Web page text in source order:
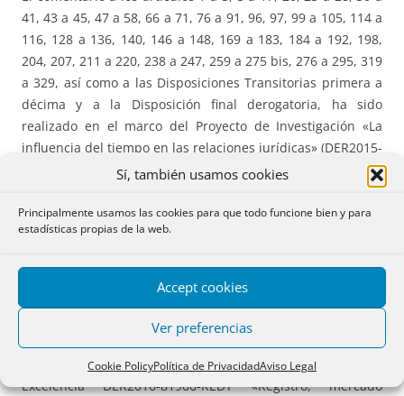
Sí, también usamos cookies
Principalmente usamos las cookies para que todo funcione bien y para
estadísticas propias de la web.
Accept cookies
Ver preferencias
Cookie PolicyPolítica de PrivacidadAviso Legal
41, 43 a 45, 47 a 58, 66 a 71, 76 a 91, 96, 97, 99 a 105, 114 a
116, 128 a 136, 140, 146 a 148, 169 a 183, 184 a 192, 198,
204, 207, 211 a 220, 238 a 247, 259 a 275 bis, 276 a 295, 319
a 329, así como a las Disposiciones Transitorias primera a
décima y a la Disposición final derogatoria, ha sido
realizado en el marco del Proyecto de Investigación «La
influencia del tiempo en las relaciones jurídicas» (DER2015-
69718-R), financiado por el Ministerio de Economía y
Competitividad, cuyos investigadores principales son los
Profesores. Dres. D. Andrés Domínguez Luelmo y D. Jacobo
Mateo Sanz.
El comentario a los artículos 5 a 17, 20, 23 a 28, 30 a 41, 43
a 45, 47 a 58, 66 a 71, 76 a 91, 96, 97, 99 a 105, 114 a 116,
128 a 136, 140, 146 a 148, 169 a 183, 184 a 192, 198, 204,
207, 211 a 220, 238 a 247, 259 a 275 bis, 276 a 295, y 319 a
328, ha sido realizado en el marco del Proyecto Redes de
Excelencia DER2016-81966-REDT «Registro, mercado